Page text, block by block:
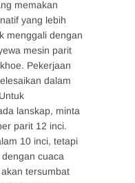
memakan
yang lebih
menggali dengan
mesin parit
Pekerjaan
dalam
lanskap, minta
parit 12 inci.
10 inci, tetapi
cuaca
tersumbat